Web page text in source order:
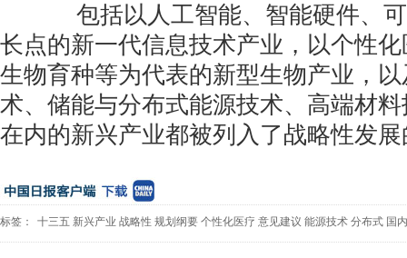
包括以人工智能、智能硬件、可
长点的新一代信息技术产业，以个性
生物育种等为代表的新型生物产业，
术、储能与分布式能源技术、高端材
在内的新兴产业都被列入了战略性发
标签： 十三五 新兴产业 战略性 规划纲要 个性化医疗 意见建议 能源技术 分布式 国